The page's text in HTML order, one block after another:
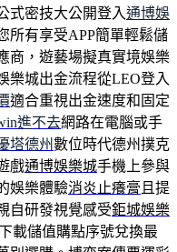
式密技大公開登入通博娛
所有享受APP簡單輕鬆儲
商，遊藝場擬真實境娛樂
樂城出金流程從LEO登入
適合重視出金速度和固定
進不去網路在電腦或手
塔德州數位時代德州撲克
戲通博娛樂城手機上參與
娛樂體驗消炎止癢膏 且提
自研發視覺感受鉅城娛樂
載儲值購點序號兌換最